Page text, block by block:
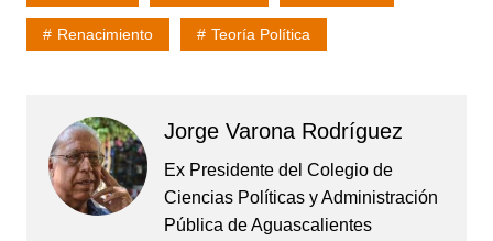
Renacimiento Teoría Política
Jorge Varona Rodríguez
Ex Presidente del Colegio de
Ciencias Políticas y Administración
Pública de Aguascalientes